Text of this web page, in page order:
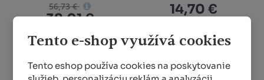
Tento e-shop využívá cookies
Tento eshop používa cookies na poskytovanie
56,73 €
38,01 €
14,70 €
DETAIL